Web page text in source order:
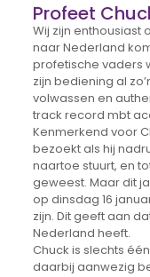
Profeet
Wij zijn enthousiast
naar Nederland
profetische vaders
zijn bediening al
volwassen en
track record mbt
Kenmerkend voor
bezoekt als hij
naartoe stuurt, en
geweest. Maar dit
op dinsdag 16
zijn. Dit geeft aan
Nederland heeft.
Chuck is slechts
daarbij aanwezig